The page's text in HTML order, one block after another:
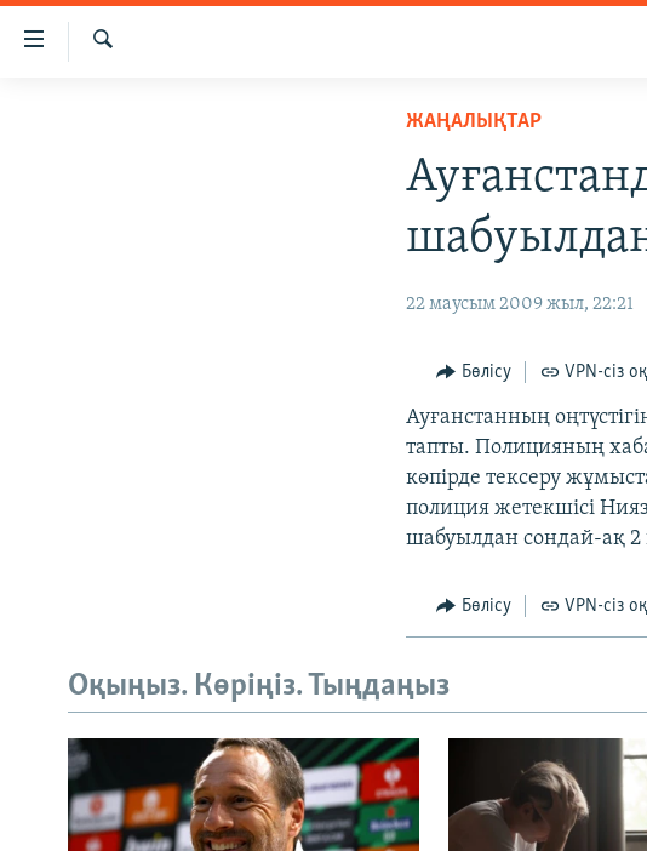
Accessibility
ЖАҢАЛЫҚТАР
22 маусым 2009 жыл, 22:21
Бөлісу VPN-сіз
Ауғанстанның
тапты. Полицияның
көпірде тексеру
полиция жетекшісі
шабуылдан сондай-ақ 2
Бөлісу VPN-сіз
Оқыңыз. Көріңіз. Тыңдаңыз